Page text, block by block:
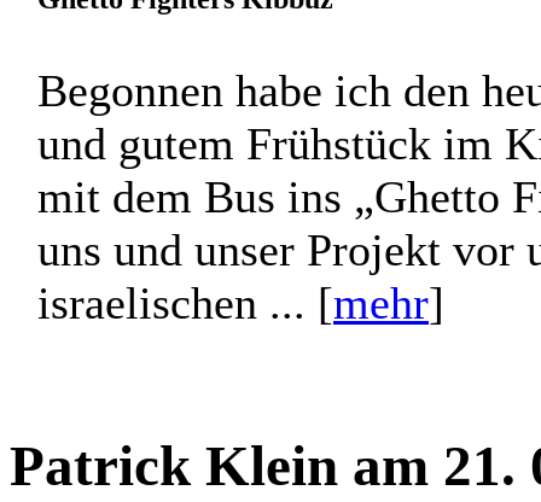
Lorenz Adamer am
Ghetto Fighters Kibbuz
Begonnen habe ich den
und gutem Frühstück im
israelischen ... [mehr